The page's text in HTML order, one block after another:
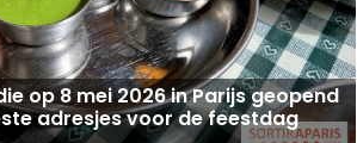
op 8 mei 2026 in Parijs geopend
adresjes voor de feestdag